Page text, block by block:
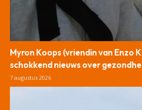
Myron Koops (vriendin van Enzo
schokkend nieuws over
7 augustus 2026